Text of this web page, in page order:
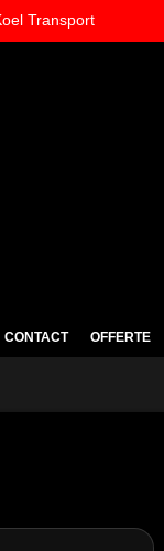
Transport
CONTACT OFFERTE